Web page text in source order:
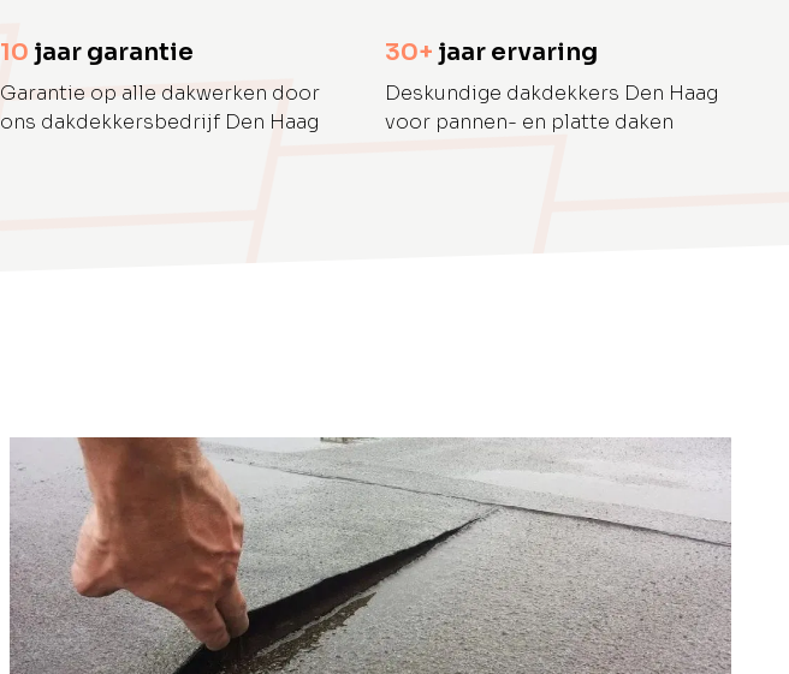
10 jaar garantie
Garantie op alle dakwerken door
ons dakdekkersbedrijf Den Haag
30+ jaar ervaring
Deskundige dakdekkers Den Haag
voor pannen- en platte daken